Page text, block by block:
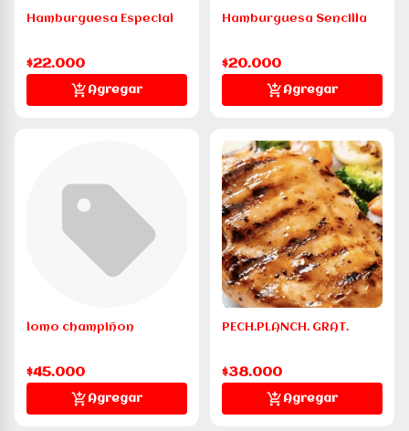
Hamburguesa Especial
$22.000
Agregar
Hamburguesa Sencilla
$20.000
Agregar
lomo champiñon
$45.000
Agregar
PECH.PLANCH. GRAT.
$38.000
Agregar